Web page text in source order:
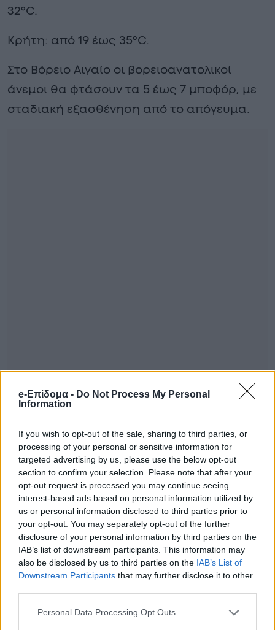
e-Επίδομα - Do Not Process My Personal
Information
If you wish to opt-out of the sale, sharing to third parties, or
processing of your personal or sensitive information for
targeted advertising by us, please use the below opt-out
section to confirm your selection. Please note that after your
opt-out request is processed you may continue seeing
interest-based ads based on personal information utilized by
us or personal information disclosed to third parties prior to
your opt-out. You may separately opt-out of the further
disclosure of your personal information by third parties on the
IAB’s list of downstream participants. This information may
also be disclosed by us to third parties on the IAB’s List of
Downstream Participants that may further disclose it to other
Personal Data Processing Opt Outs
32°C.
Κρήτη: από 19 έως 35°C.
Στο Βόρειο Αιγαίο οι βορειοανατολικοί
άνεμοι θα φτάσουν τα 5 έως 7 μποφόρ, με
σταδιακή εξασθένηση από το απόγευμα.
Στο Κεντρικό Αιγαίο θα επικρατήσουν
βόρειοι άνεμοι 2 έως 4 μποφόρ, ενώ στο
Νότιο Αιγαίο θα πνέουν δυτικοί άνεμοι 3
έως 5 μποφόρ.
Στο Ιόνιο οι βορειοδυτικοί άνεμοι θα
ενισχυθούν από το πρωί και τοπικά θα
φτάσουν τα 5 έως 6 μποφόρ.
Η πρόγνωση για Αττική, Θεσσαλονίκη και το
Σαββατοκύριακο